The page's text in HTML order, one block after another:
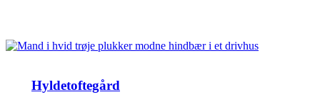
Hyldetoftegård